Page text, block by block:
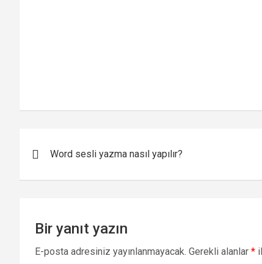
gezinmesi
Word sesli yazma nasıl yapılır?
Bir yanıt yazın
E-posta adresiniz yayınlanmayacak. Gerekli alanlar *